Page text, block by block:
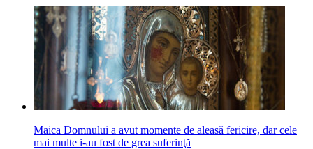
Maica Domnului a avut momente de aleasă fericire, dar cele
mai multe i-au fost de grea suferinţă